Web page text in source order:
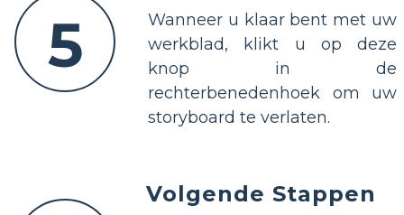
5
Wanneer u klaar bent met uw
werkblad, klikt u op deze
knop in de
rechterbenedenhoek om uw
storyboard te verlaten.
Volgende Stappen